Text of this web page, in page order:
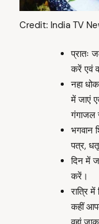
Credit: India TV
प्रातः
करें एवं
नहा
में जाएं
गंगाजल
भगवान
पत्र,
दिन में
करें।
रात्रि
कहीं